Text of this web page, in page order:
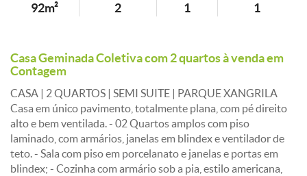
92m² 2 1 1
Casa Geminada Coletiva com 2 quartos à venda em
Contagem
CASA | 2 QUARTOS | SEMI SUITE | PARQUE XANGRILA
Casa em único pavimento, totalmente plana, com pé direito
alto e bem ventilada. - 02 Quartos amplos com piso
laminado, com armários, janelas em blindex e ventilador de
teto. - Sala com piso em porcelanato e janelas e portas em
blindex; - Cozinha com armário sob a pia, estilo americana,